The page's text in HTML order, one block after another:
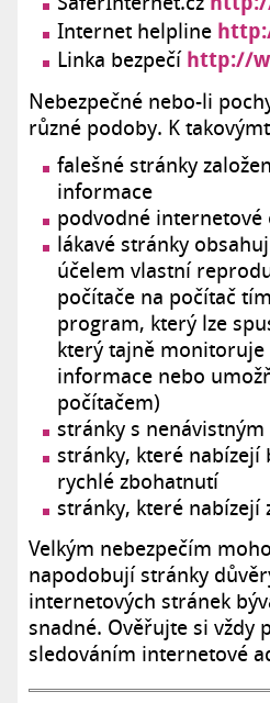
Internet helpline
Linka bezpečí http://
Nebezpečné nebo-li
různé podoby. K
falešné stránky
informace
podvodné internetové
lákavé stránky
účelem vlastní
počítače na počítač
program, který lze
který tajně
informace nebo
počítačem)
stránky s
stránky, které nabízejí
rychlé zbohatnutí
stránky, které nabízejí
Velkým nebezpečím
napodobují stránky
internetových stránek
snadné. Ověřujte si vždy
sledováním internetové